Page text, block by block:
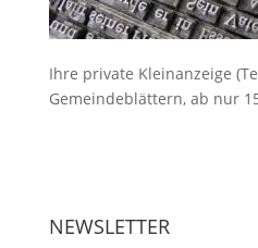
Ihre private Kleinanzeige
Gemeindeblättern, ab nur
NEWSLETTER